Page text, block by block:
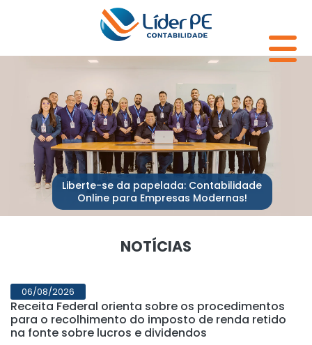
Liberte-se da papelada: Contabilidade
Online para Empresas Modernas!
NOTÍCIAS
06/08/2026
Receita Federal orienta sobre os procedimentos
para o recolhimento do imposto de renda retido
na fonte sobre lucros e dividendos